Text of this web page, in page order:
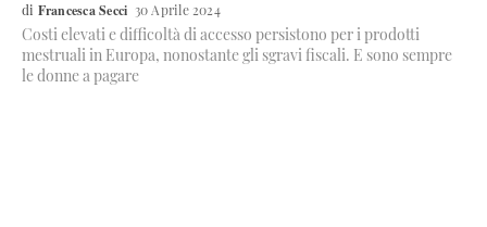
Francesca Secci 30 Aprile 2024
Costi elevati e difficoltà di accesso persistono per i prodotti
mestruali in Europa, nonostante gli sgravi fiscali. E sono sempre
le donne a pagare